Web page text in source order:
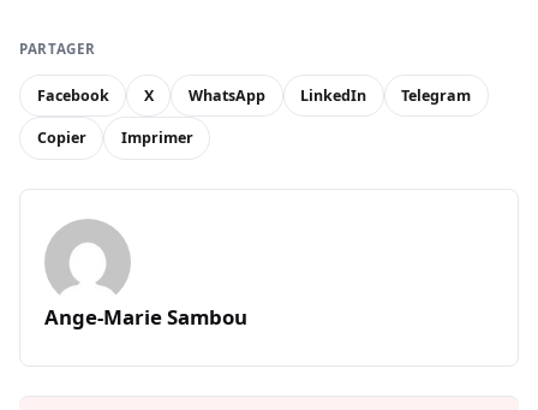
PARTAGER
Facebook X WhatsApp LinkedIn Telegram
Copier Imprimer
Ange-Marie Sambou